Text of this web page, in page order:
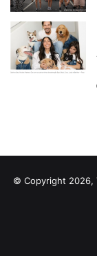
© Copyright 2026,